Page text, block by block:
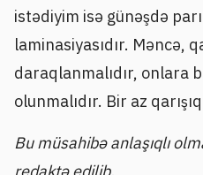
istədiyim isə günəşdə
laminasiyasıdır. Məncə,
daraqlanmalıdır, onlara
olunmalıdır. Bir az
Bu müsahibə anlaşıqlı